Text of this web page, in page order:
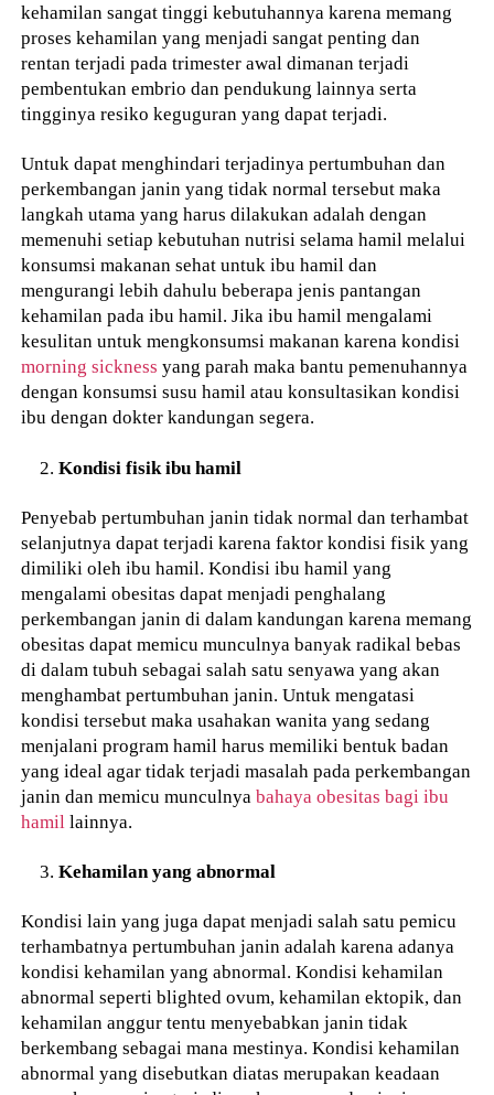
kehamilan sangat tinggi kebutuhannya karena memang
proses kehamilan yang menjadi sangat penting dan
rentan terjadi pada trimester awal dimanan terjadi
pembentukan embrio dan pendukung lainnya serta
tingginya resiko keguguran yang dapat terjadi.
Untuk dapat menghindari terjadinya pertumbuhan dan
perkembangan janin yang tidak normal tersebut maka
langkah utama yang harus dilakukan adalah dengan
memenuhi setiap kebutuhan nutrisi selama hamil melalui
konsumsi makanan sehat untuk ibu hamil dan
mengurangi lebih dahulu beberapa jenis pantangan
kehamilan pada ibu hamil. Jika ibu hamil mengalami
kesulitan untuk mengkonsumsi makanan karena kondisi
morning sickness yang parah maka bantu pemenuhannya
dengan konsumsi susu hamil atau konsultasikan kondisi
ibu dengan dokter kandungan segera.
Kondisi fisik ibu hamil
Penyebab pertumbuhan janin tidak normal dan terhambat
selanjutnya dapat terjadi karena faktor kondisi fisik yang
dimiliki oleh ibu hamil. Kondisi ibu hamil yang
mengalami obesitas dapat menjadi penghalang
perkembangan janin di dalam kandungan karena memang
obesitas dapat memicu munculnya banyak radikal bebas
di dalam tubuh sebagai salah satu senyawa yang akan
menghambat pertumbuhan janin. Untuk mengatasi
kondisi tersebut maka usahakan wanita yang sedang
menjalani program hamil harus memiliki bentuk badan
yang ideal agar tidak terjadi masalah pada perkembangan
janin dan memicu munculnyabahaya obesitas bagi ibu
hamil lainnya.
Kehamilan yang abnormal
Kondisi lain yang juga dapat menjadi salah satu pemicu
terhambatnya pertumbuhan janin adalah karena adanya
kondisi kehamilan yang abnormal. Kondisi kehamilan
abnormal seperti blighted ovum, kehamilan ektopik, dan
kehamilan anggur tentu menyebabkan janin tidak
berkembang sebagai mana mestinya. Kondisi kehamilan
abnormal yang disebutkan diatas merupakan keadaan